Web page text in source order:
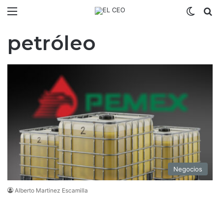
petróleo
Negocios
Alberto Martinez Escamilla